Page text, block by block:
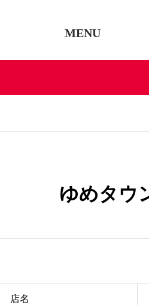
MENU
ゆめタウ
店名